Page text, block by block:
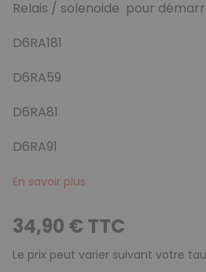
Relais / solenoide pour
D6RA181
D6RA59
D6RA81
D6RA91
En savoir plus
34,90 € TTC
Le prix peut varier suivant votre